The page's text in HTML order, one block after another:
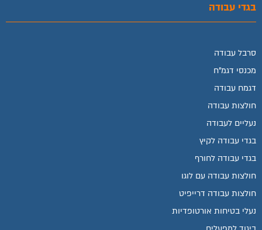
בגדי עבודה
סרבל עבודה
מכנסי דגמ"ח
דגמח עבודה
חולצות עבודה
נעליים לעבודה
בגדי עבודה לקיץ
בגדי עבודה לחורף
חולצות עבודה עם לוגו
חולצות עבודה דרייפיט
נעלי בטיחות אורטופדיות